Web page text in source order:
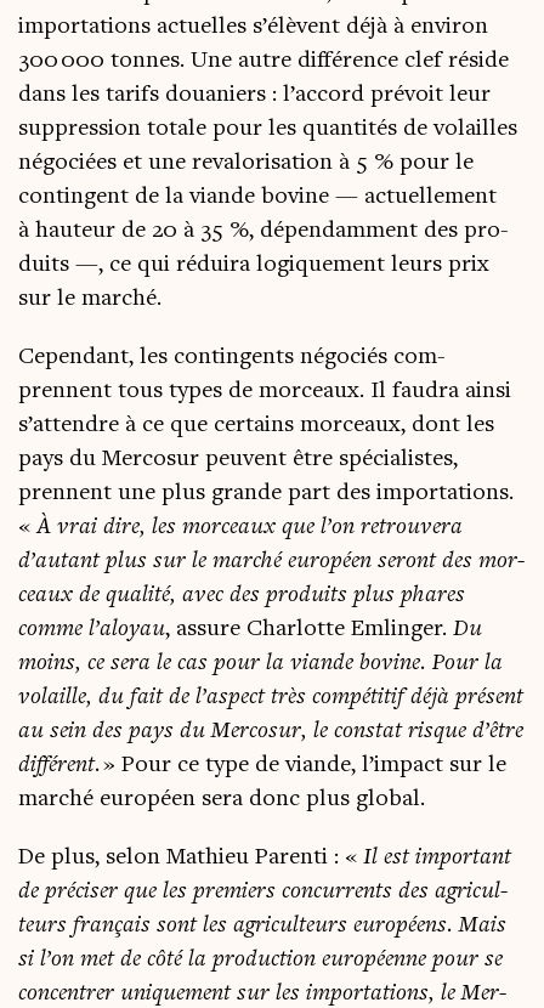
impor­ta­tions actuelles s’élèvent déjà à envi­ron
300 000 tonnes. Une autre dif­fé­rence clef réside
dans les tarifs doua­niers : l’accord pré­voit leur
sup­pres­sion totale pour les quan­ti­tés de volailles
négo­ciées et une reva­lo­ri­sa­tion à 5 % pour le
contin­gent de la viande bovine — actuel­le­ment
à hau­teur de 20 à 35 %, dépen­dam­ment des pro­
duits —, ce qui rédui­ra logi­que­ment leurs prix
sur le marché.
Cepen­dant, les contin­gents négo­ciés com­
prennent tous types de mor­ceaux. Il fau­dra ain­si
s’attendre à ce que cer­tains mor­ceaux, dont les
pays du Mer­co­sur peuvent être spé­cia­listes,
prennent une plus grande part des impor­ta­tions.
«À vrai dire, les mor­ceaux que l’on retrou­ve­ra
d’autant plus sur le mar­ché euro­péen seront des mor­
ceaux de qua­li­té, avec des pro­duits plus phares
comme l’aloyau, assure Char­lotte Emlin­ger. Du
moins, ce sera le cas pour la viande bovine. Pour la
volaille, du fait de l’aspect très com­pé­ti­tif déjà pré­sent
au sein des pays du Mer­co­sur, le constat risque d’être
dif­fé­rent. » Pour ce type de viande, l’impact sur le
mar­ché euro­péen sera donc plus global.
De plus, selon Mathieu Paren­ti : « Il est impor­tant
de pré­ci­ser que les pre­miers concur­rents des agri­cul­
teurs fran­çais sont les agri­cul­teurs euro­péens. Mais
si l’on met de côté la pro­duc­tion euro­péenne pour se
concen­trer uni­que­ment sur les impor­ta­tions, le Mer­